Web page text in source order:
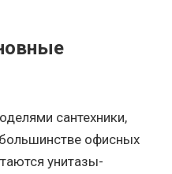
сантехники,
офисных
унитазы-